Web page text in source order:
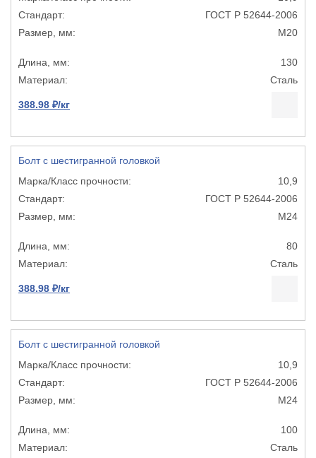
ГОСТ Р 52644-2006
М20
130
Сталь
388.98 ₽/кг
Болт с шестигранной головкой
10,9
ГОСТ Р 52644-2006
М24
80
Сталь
388.98 ₽/кг
Болт с шестигранной головкой
10,9
ГОСТ Р 52644-2006
М24
100
Сталь